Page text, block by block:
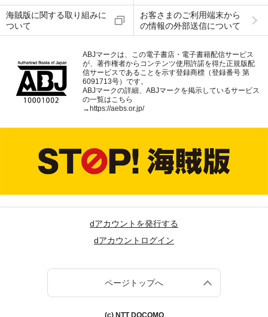
海賊版に関する取り組みに
ついて
お客さまのご利用端末から
の情報の外部送信について
ABJマークは、この電子書店・電子書籍配信サービス
が、著作権者からコンテンツ使用許諾を得た正規版配
信サービスであることを示す登録商標（登録番号 第
6091713号）です。
ABJマークの詳細、ABJマークを掲示しているサービス
の一覧はこちら
→ https://aebs.or.jp/
dアカウントを発行する
dアカウントログイン
ページトップへ